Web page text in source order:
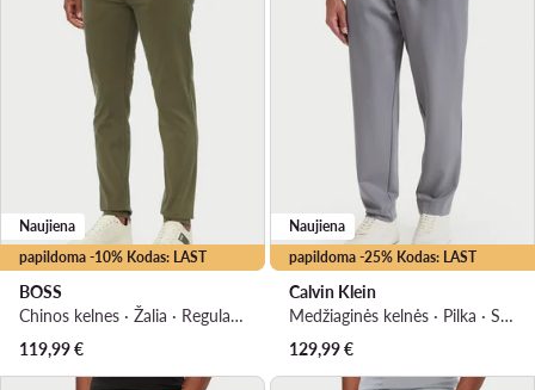
papildoma -10% Kodas: LAST
Naujiena
BOSS
Chinos kelnes · Žalia · Regular Fit
119,99€
papildoma -25% Kodas: LAST
Naujiena
Calvin Klein
Medžiaginės kelnės · Pilka · Slim Fit
129,99€